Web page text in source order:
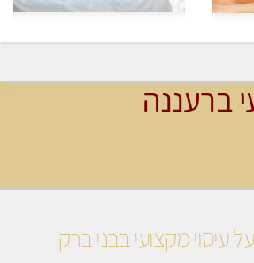
ברעננה
עיסוי מקצועי בבני ברק